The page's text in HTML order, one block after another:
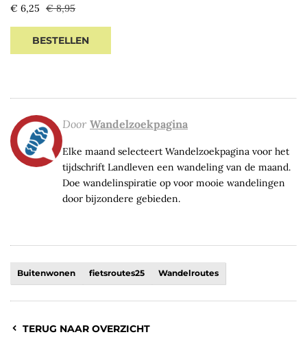
Sale
€ 6,25 Regular
€ 8,95
BESTELLEN
Door Wandelzoekpagina
Elke maand selecteert Wandelzoekpagina voor het
tijdschrift Landleven een wandeling van de maand.
Doe wandelinspiratie op voor mooie wandelingen
door bijzondere gebieden.
Buitenwonen fietsroutes25 Wandelroutes
TERUG NAAR OVERZICHT